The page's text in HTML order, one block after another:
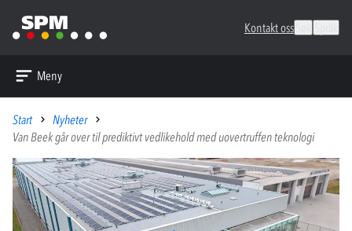
Kontakt oss
Meny
Start
Nyheter
Van Beek går over til prediktivt vedlikehold med uovertruffen teknologi